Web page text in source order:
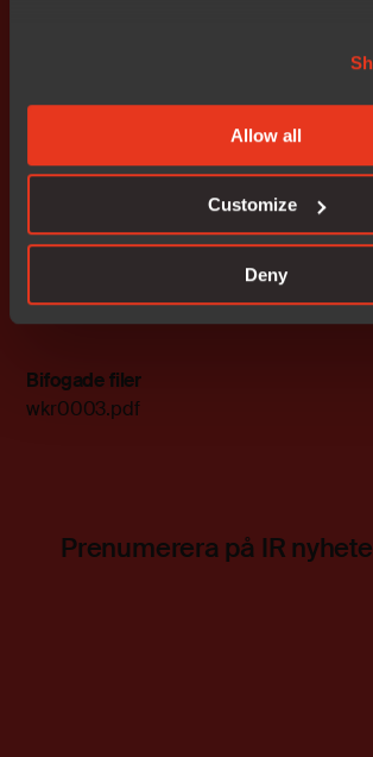
Allow all
Customize
Deny
Årsstämman beslutade godkänna TurnIT
NI Aktiebolag till Evilem AB.
Stockholm tisdagen den 6 maj 2008
Nocom AB (publ)
Bifogade filer
wkr0003.pdf
Prenumerera på IR